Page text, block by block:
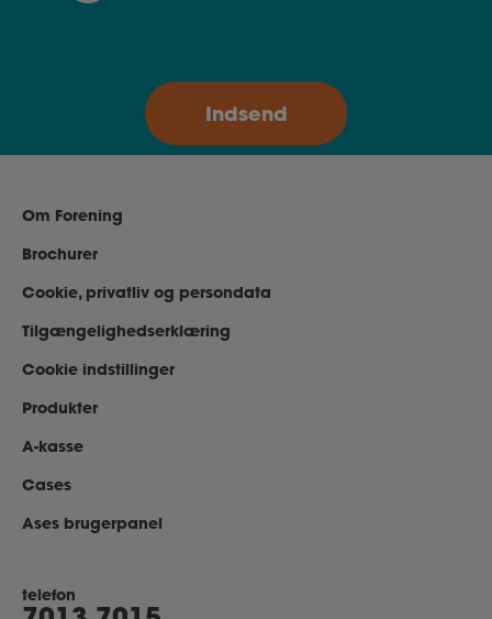
Om Forening
Brochurer
Cookie, privatliv og persondata
Tilgængelighedserklæring
Cookie indstillinger
Produkter
A-kasse
Cases
Ases brugerpanel
telefon